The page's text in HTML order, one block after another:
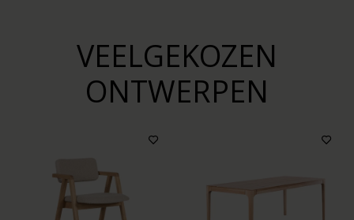
VEELGEKOZEN
ONTWERPEN